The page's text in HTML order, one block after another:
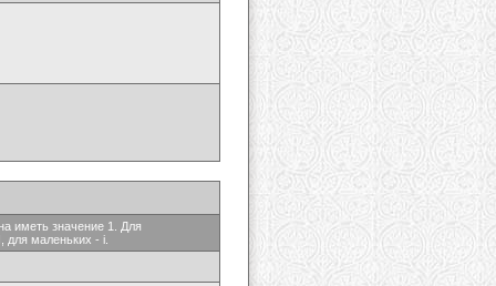
иметь значение 1. Для
маленьких - i.